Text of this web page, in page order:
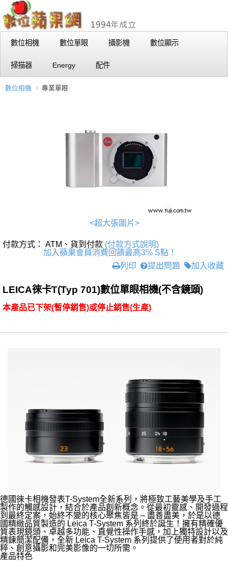
數位相機 數位單眼 攝影機 數位顯示
掃描器 Energy 配件
數位相機 專業單眼
<超大張圖片>
付款方式： ATM、貨到付款 (付款方式說明)
加入蘋果會員消費回饋最高3% S點！
列印
提出問題 加入收藏
LEICA徠卡T(Typ 701)數位單眼相機(不含鏡頭)
本產品已下架(暫停銷售)或停止銷售(生產)
德國徠卡相機發表T-System全新系列，將極致工藝美學及手工
製作的觸感設計，結合於產品創新概念。從最初靈感、開發過程
到最終定案，始終不變的核心聚焦皆是 – 盡善盡美，於是以德
國精緻品質製造的 Leica T-System 系列終於誕生！擁有精確優
質表現鏡頭、卓越多功能、直覺性操作手感，加上獨特設計以及
精鍊簡潔配備，全新 Leica T-System 系列提供了使用者對於純
粹、創意攝影和完美影像的一切所需。
產品特色